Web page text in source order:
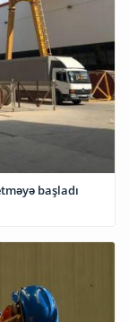
başladı